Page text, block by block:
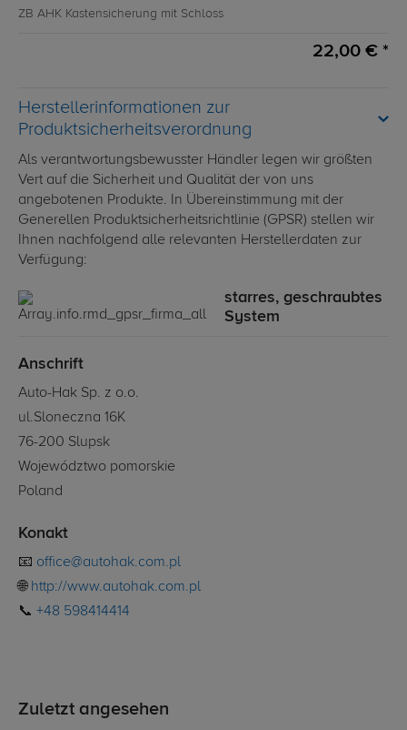
ZB AHK Kastensicherung mit Schloss
22,00 € *
Herstellerinformationen zur
Produktsicherheitsverordnung
Als verantwortungsbewusster Händler legen wir größten
Vert auf die Sicherheit und Qualität der von uns
angebotenen Produkte. In Übereinstimmung mit der
Generellen Produktsicherheitsrichtlinie (GPSR) stellen wir
Ihnen nachfolgend alle relevanten Herstellerdaten zur
Verfügung:
starres, geschraubtes
System
Anschrift
Auto-Hak Sp. z o.o.
ul.Sloneczna 16K
76-200 Slupsk
Województwo pomorskie
Poland
Konakt
📧 office@autohak.com.pl
🌐 http://www.autohak.com.pl
📞 +48 598414414
Zuletzt angesehen